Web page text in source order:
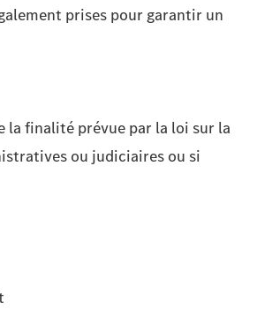
prises pour garantir un
la finalité prévue par la loi sur la
ou judiciaires ou si